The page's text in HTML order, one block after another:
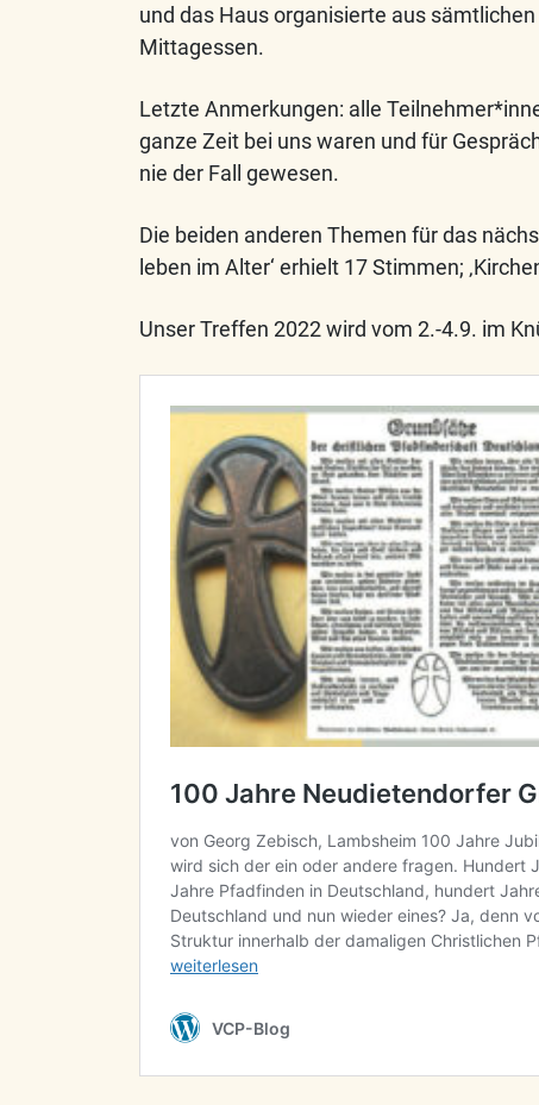
und das Haus organisierte aus
Mittagessen.
Letzte Anmerkungen: alle
ganze Zeit bei uns waren und für
nie der Fall gewesen.
Die beiden anderen Themen für das
leben im Alter‘ erhielt 17 Stimmen;
Unser Treffen 2022 wird vom 2.-4.9. im